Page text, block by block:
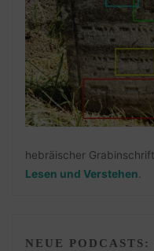
hebräischer
Lesen und Verstehen
NEUE